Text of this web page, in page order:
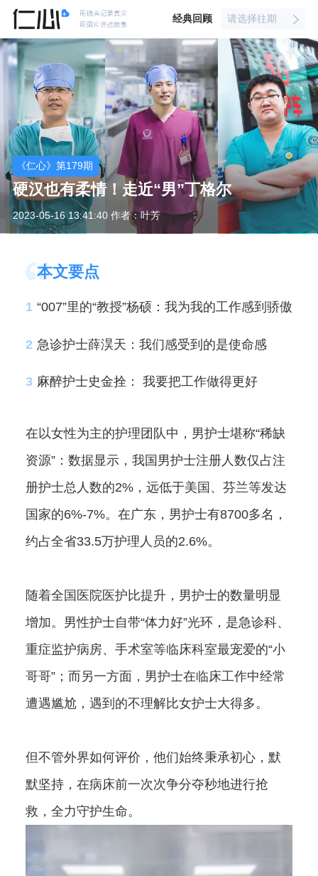
经典回顾 请选择往期
《仁心》第179期
硬汉也有柔情！走近“男”丁格尔
2023-05-16 13:41:40 作者：叶芳
本文要点
1 “007”里的“教授”杨硕：我为我的工作感到骄傲
2 急诊护士薛淏天：我们感受到的是使命感
3 麻醉护士史金拴： 我要把工作做得更好
在以女性为主的护理团队中，男护士堪称“稀缺
资源”：数据显示，我国男护士注册人数仅占注
册护士总人数的2%，远低于美国、芬兰等发达
国家的6%-7%。在广东，男护士有8700多名，
约占全省33.5万护理人员的2.6%。
随着全国医院医护比提升，男护士的数量明显
增加。男性护士自带“体力好”光环，是急诊科、
重症监护病房、手术室等临床科室最宠爱的“小
哥哥”；而另一方面，男护士在临床工作中经常
遭遇尴尬，遇到的不理解比女护士大得多。
但不管外界如何评价，他们始终秉承初心，默
默坚持，在病床前一次次争分夺秒地进行抢
救，全力守护生命。